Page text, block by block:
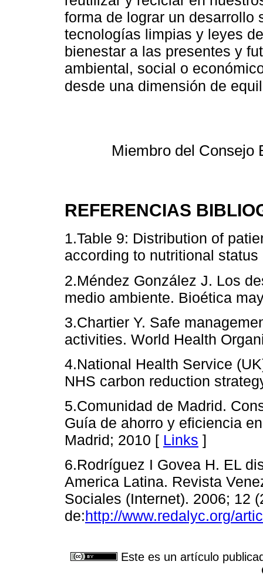
forma de lograr un desarrollo
tecnologías limpias y leyes
bienestar a las presentes y
ambiental, social o
desde una dimensión de
Miembro del Consejo
REFERENCIAS
1.Table 9: Distribution of
according to nutritional
2.Méndez González J. Los
medio ambiente. Bioética
3.Chartier Y. Safe
activities. World Health
4.National Health Service
NHS carbon reduction
5.Comunidad de Madrid.
Guía de ahorro y eficiencia
Madrid; 2010 [ Links ]
6.Rodríguez I Govea H. EL
America Latina. Revista
Sociales (Internet). 2006; 12
de:http://www.redalyc.org/
Este es un artículo